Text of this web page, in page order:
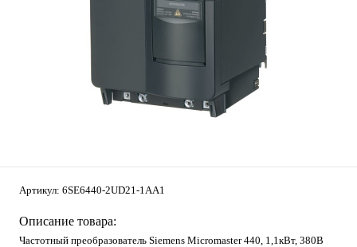
Артикул: 6SE6440-2UD21-1AA1
Описание товара:
Частотный преобразователь Siemens Micromaster 440, 1,1кВт, 380В